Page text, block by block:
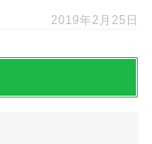
2019年2月25日